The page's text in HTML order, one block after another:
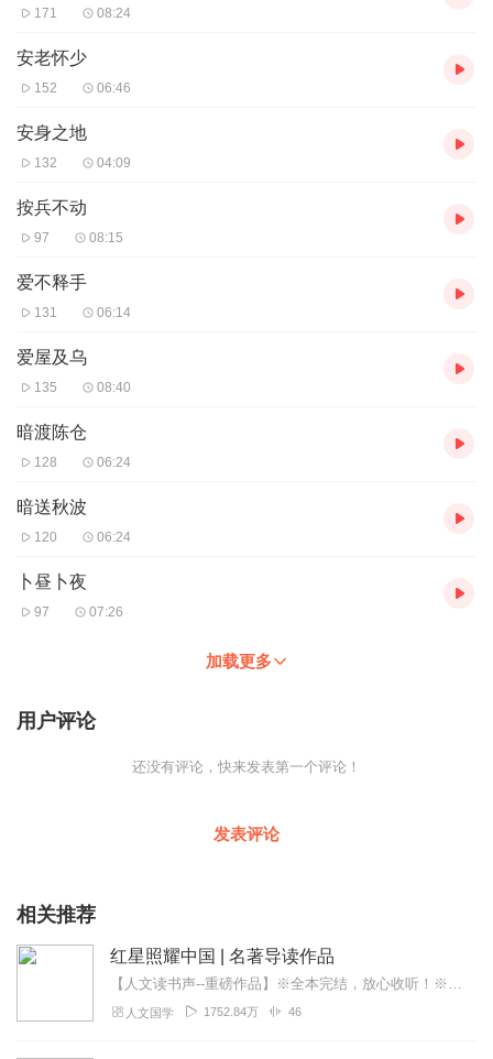
171 08:24
安老怀少
152 06:46
安身之地
132 04:09
按兵不动
97 08:15
爱不释手
131 06:14
爱屋及乌
135 08:40
暗渡陈仓
128 06:24
暗送秋波
120 06:24
卜昼卜夜
97 07:26
加载更多
用户评论
还没有评论，快来发表第一个评论！
发表评论
相关推荐
红星照耀中国 | 名著导读作品
【人文读书声--重磅作品】※全本完结，放心收听！※八年级（上）语文教科书名著导读指定作品，同名有声书！※著名翻译家董乐山先生权威中文译本！※人民文学出版...
人文国学 1752.84万 46